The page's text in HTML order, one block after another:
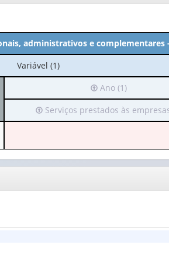
administrativos e complementares -
No
cabeçalho:
(1)
Variável (1)
Irá
para
o
cabeçalho
1
valor):
Ano
Ano (1)
Irá
para
(possui
apenas
valor):
prestados
Serviços prestados às